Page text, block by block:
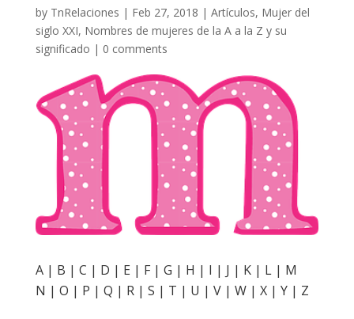
by TnRelaciones | Feb 27, 2018 | Artículos, Mujer del
siglo XXI, Nombres de mujeres de la A a la Z y su
significado | 0 comments
A| B | C | D | E | F| G | H | I | J | K| L| M
N | O | P | Q | R| S | T | U | V| W| X| Y| Z